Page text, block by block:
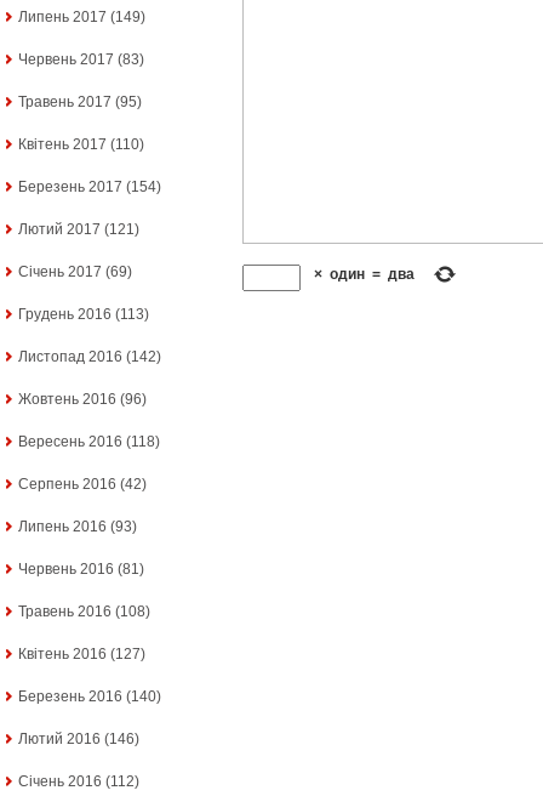
Липень 2017 (149)
Червень 2017 (83)
Травень 2017 (95)
Квітень 2017 (110)
Березень 2017 (154)
Лютий 2017 (121)
Січень 2017 (69)
Грудень 2016 (113)
Листопад 2016 (142)
Жовтень 2016 (96)
Вересень 2016 (118)
Серпень 2016 (42)
Липень 2016 (93)
Червень 2016 (81)
Травень 2016 (108)
Квітень 2016 (127)
Березень 2016 (140)
Лютий 2016 (146)
Січень 2016 (112)
× один = два